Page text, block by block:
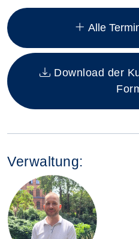
Insgesamt gibt es 20
Alle
Download der
Verwaltung: